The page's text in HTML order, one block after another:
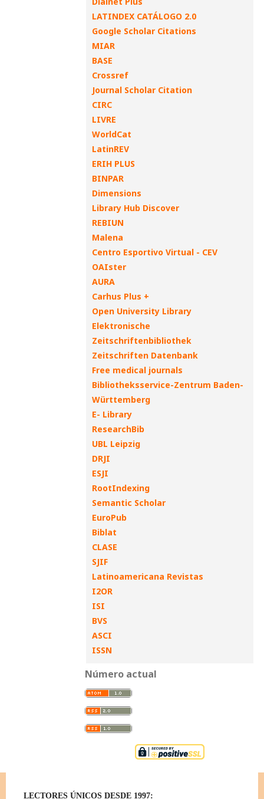
LATINDEX CATÁLOGO 2.0
Google Scholar Citations
MIAR
BASE
Crossref
Journal Scholar Citation
CIRC
LIVRE
WorldCat
LatinREV
ERIH PLUS
BINPAR
Dimensions
Library Hub Discover
REBIUN
Malena
Centro Esportivo Virtual - CEV
OAIster
AURA
Carhus Plus +
Open University Library
Elektronische
Zeitschriftenbibliothek
Zeitschriften Datenbank
Free medical journals
Bibliotheksservice-Zentrum Baden-
Württemberg
E- Library
ResearchBib
UBL Leipzig
DRJI
ESJI
RootIndexing
Semantic Scholar
EuroPub
Biblat
CLASE
SJIF
Latinoamericana Revistas
I2OR
ISI
BVS
ASCI
ISSN
Número actual
LECTORES ÚNICOS DESDE 1997: